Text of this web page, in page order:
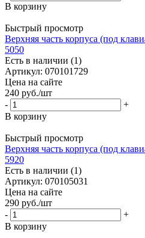
В корзину
Быстрый просмотр
Верхняя часть корпуса (под
5050
Есть в наличии (1)
Артикул: 070101729
Цена на сайте
240 руб./шт
-
+
В корзину
Быстрый просмотр
Верхняя часть корпуса (под
5920
Есть в наличии (1)
Артикул: 070105031
Цена на сайте
290 руб./шт
-
+
В корзину